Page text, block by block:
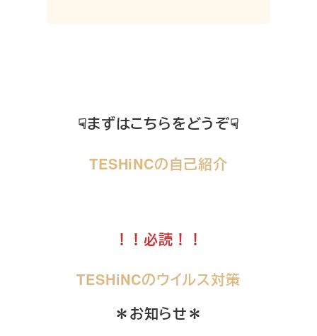
☟まずはこちらをどうぞ☟
TESHiNCの自己紹介
！！必読！！
TESHiNCのウイルス対策
＊お知らせ＊